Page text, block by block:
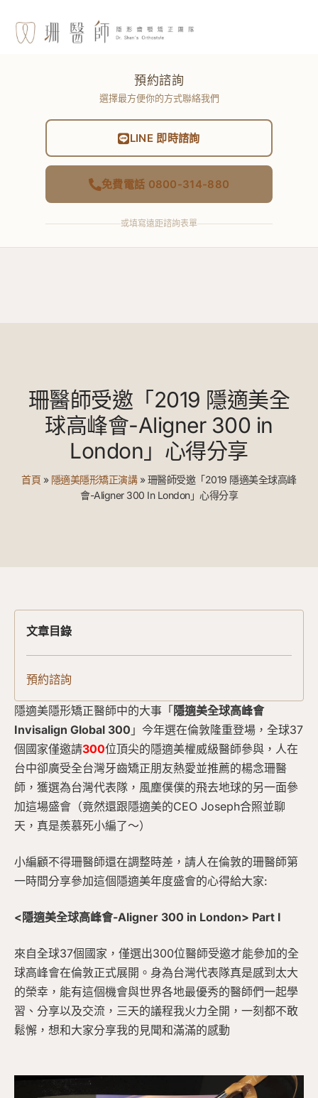
預約諮詢
選擇最方便你的方式聯絡我們
LINE 即時諮詢
免費電話 0800-314-880
或填寫遠距諮詢表單
珊醫師受邀「2019 隱適美全
球高峰會-Aligner 300 in
London」心得分享
首頁 » 隱適美隱形矯正演講»珊醫師受邀「2019 隱適美全球高峰
會-Aligner 300 In London」心得分享
文章目錄
預約諮詢
隱適美隱形矯正醫師中的大事「 隱適美全球高峰會
Invisalign Global 300 」今年選在倫敦隆重登場，全球37
個國家僅邀請300位頂尖的隱適美權威級醫師參與，人在
台中卻廣受全台灣牙齒矯正朋友熱愛並推薦的楊念珊醫
師，獲選為台灣代表隊，風塵僕僕的飛去地球的另一面參
加這場盛會（竟然還跟隱適美的CEO Joseph合照並聊
天，真是羨慕死小編了～）
小編顧不得珊醫師還在調整時差，請人在倫敦的珊醫師第
一時間分享參加這個隱適美年度盛會的心得給大家:
<隱適美全球高峰會-Aligner 300 in London> Part I
來自全球37個國家，僅選出300位醫師受邀才能參加的全
球高峰會在倫敦正式展開。身為台灣代表隊真是感到太大
的榮幸，能有這個機會與世界各地最優秀的醫師們一起學
習、分享以及交流，三天的議程我火力全開，一刻都不敢
鬆懈，想和大家分享我的見聞和滿滿的感動